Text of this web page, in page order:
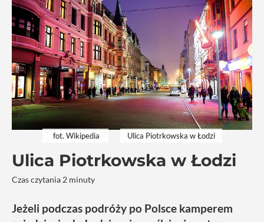
fot. Wikipedia Ulica Piotrkowska w Łodzi
Ulica Piotrkowska w Łodzi
Czas czytania 2 minuty
Jeżeli podczas podróży po Polsce kamperem